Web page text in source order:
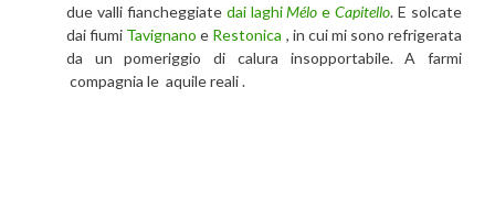
due valli fiancheggiate dai laghiMéloeCapitello. E solcate
dai fiumi Tavignano e Restonica , in cui mi sono refrigerata
da un pomeriggio di calura insopportabile. A farmi
compagnia le aquile reali .